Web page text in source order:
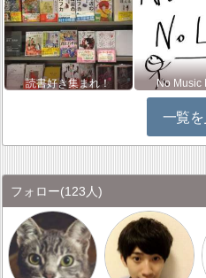
読書好き集まれ！ No Music
一覧を
フォロー(123人)